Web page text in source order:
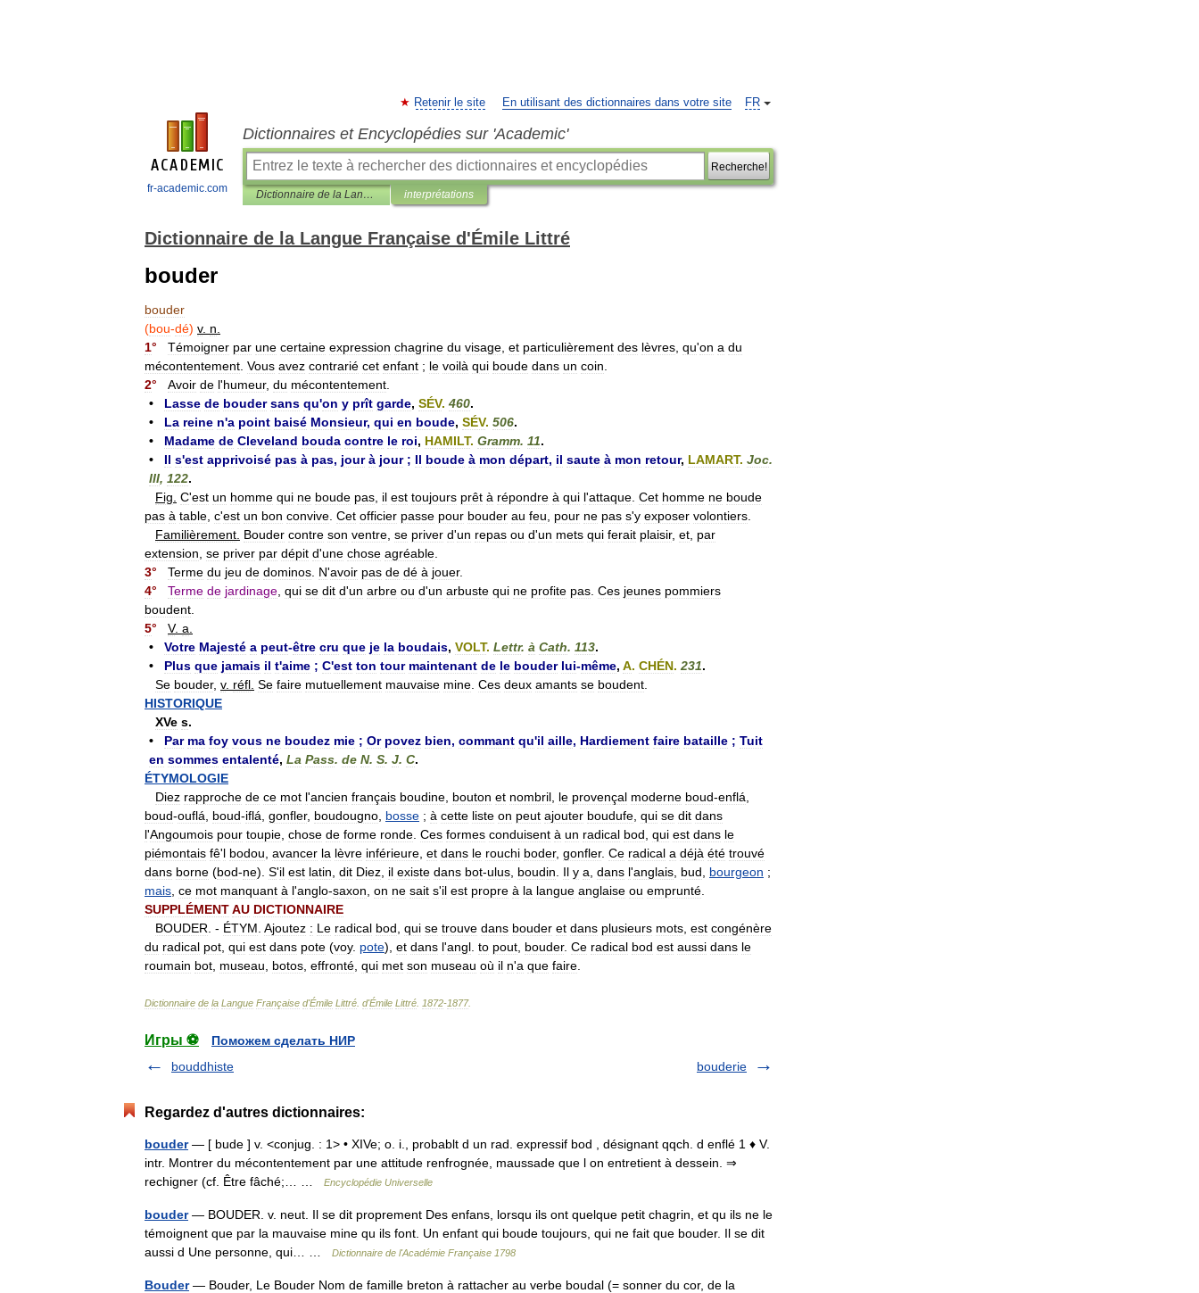
fr-academic.com
FR
Retenir le site En utilisant des dictionnaires dans votre site
Dictionnaires et Encyclopédies sur 'Academic'
Recherche!
Dictionnaire de la Langue Française d'Émile Littré interprétations
Dictionnaire de la Langue Française d'Émile Littré
bouder
bouder
(bou-dé) v. n
1° Témoigner par une certaine expression chagrine du visage et particulièrement des lèvres qu'on a du
mécontentement Vous avez contrarié cet enfant ; le voilà qui boude dans un coin
2° Avoir de l'humeur, du mécontentement
•
Lasse de bouder sans qu'on y prît garde, SÉV. 460.
•
La reine n'a point baisé Monsieur, qui en boude, SÉV. 506.
•
Madame de Cleveland bouda contre le roi, HAMILT. Gramm. 11.
•
Il s'est apprivoisé pas à pas, jour à jour; Il boude à mon départ, il saute à mon retour, LAMART. Joc.
III, 122.
Fig C'est un homme qui ne boude pas il est toujours prêt à répondre à qui l'attaque Cet homme ne boude
pas à table c'est un bon convive Cet officier passe pour bouder au feu pour ne pas s'y exposer volontiers
Familièrement Bouder contre son ventre se priver d'un repas ou d'un mets qui ferait plaisir, et par
extension se priver par dépit d'une chose agréable
3° Terme du jeu de dominos N'avoir pas de dé à jouer.
4° Terme de jardinage qui se dit d'un arbre ou d'un arbuste qui ne profite pas Ces jeunes pommiers
boudent
5° V. a
•
Votre Majesté a peut-être cru que je la boudais, VOLT. Lettr. à Cath. 113.
•
Plus que jamais il t'aime ; C'est ton tour maintenant de le bouder lui-même, A. CHÉN. 231.
Se bouder, v. réfl Se faire mutuellement mauvaise mine Ces deux amants se boudent
HISTORIQUE
XVe s.
•
Par ma foy vous ne boudez mie ; Or povez bien, commant qu'il aille, Hardiement faire bataille ; Tuit
en sommes entalenté, La Pass. de N. S. J. C.
ÉTYMOLOGIE
Diez rapproche de ce mot l'ancien français boudine bouton et nombril le provençal moderne boud-enflá
boud-ouflá boud-iflá gonfler, boudougno bosse ; à cette liste on peut ajouter boudufe qui se dit dans
l'Angoumois pour toupie chose de forme ronde Ces formes conduisent à un radical bod qui est dans le
piémontais fê'l bodou avancer la lèvre inférieure et dans le rouchi boder, gonfler. Ce radical a déjà été trouvé
dans borne (bod-ne). S'il est latin dit Diez il existe dans bot-ulus boudin Il y a dans l'anglais bud bourgeon ;
mais ce mot manquant à l'anglo-saxon on ne sait s'il est propre à la langue anglaise ou emprunté
SUPPLÉMENTAU DICTIONNAIRE
BOUDER . - ÉTYM Ajoutez : Le radical bod qui se trouve dans bouder et dans plusieurs mots est congénère
du radical pot qui est dans pote (voy. pote), et dans l'angl to pout bouder. Ce radical bod est aussi dans le
roumain bot museau botos effronté qui met son museau où il n'a que faire
Dictionnaire de la Langue Française d'Émile Littré d'Émile Littré 1872-1877.
Игры ⚽
Поможем сделать НИР
bouddhiste
bouderie
Regardez d'autres dictionnaires:
bouder— [ bude ] v. <conjug. : 1> • XIVe; o. i., probablt d un rad. expressif bod , désignant qqch. d enflé 1 ♦ V.
intr. Montrer du mécontentement par une attitude renfrognée, maussade que l on entretient à dessein. ⇒
rechigner (cf. Être fâché;… …
Encyclopédie Universelle
bouder— BOUDER. v. neut. Il se dit proprement Des enfans, lorsqu ils ont quelque petit chagrin, et qu ils ne le
témoignent que par la mauvaise mine qu ils font. Un enfant qui boude toujours, qui ne fait que bouder. Il se dit
aussi d Une personne, qui… …
Dictionnaire de l'Académie Française 1798
Bouder— Bouder, Le Bouder Nom de famille breton à rattacher au verbe boudal (= sonner du cor, de la